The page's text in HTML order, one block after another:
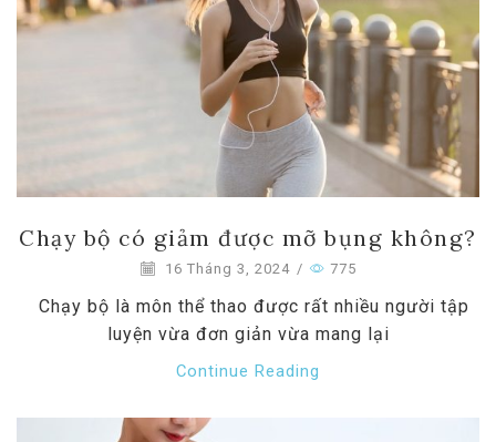
Chạy bộ có giảm được mỡ bụng không?
16 Tháng 3, 2024 / 775
Chạy bộ là môn thể thao được rất nhiều người tập
luyện vừa đơn giản vừa mang lại
Continue Reading